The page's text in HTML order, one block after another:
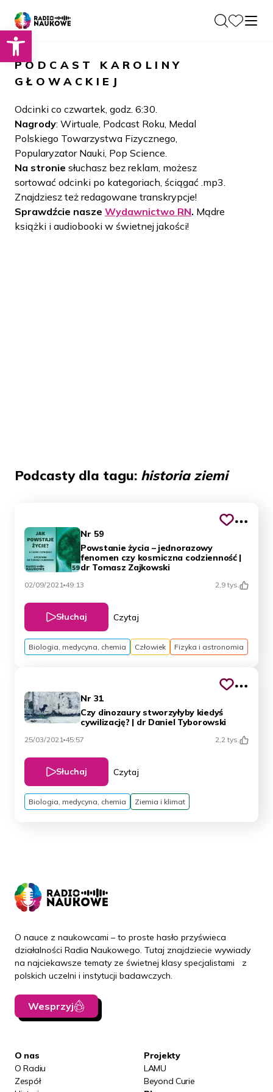
Otwórz pasek narzędzi
O nas
O Radiu
Zespół
Historia
Społeczność
Dla Naukowców
Podcasty
Projekty
LAMU
Beyond Curie
Blog
Kontakt
Wydawnictwo
PODCAST
KAROLINY
GŁOWACKIEJ
Odcinki co czwartek, godz. 6:30.
Nagrody: Wirtuale, Podcast Roku, Medal
Polskiego Towarzystwa Fizycznego,
Popularyzator Nauki, Pop Science.
Na stronie słuchasz bez reklam, możesz
sortować odcinki po kategoriach, ściągać .mp3.
Znajdziesz też redagowane transkrypcje!
Sprawdźcie nasze Wydawnictwo RN. Mądre
książki i audiobooki w świetnej jakości!
Podcasty dla tagu: historia ziemi
Nr 59
Powstanie życia – jednorazowy
fenomen czy kosmiczna codzienność |
dr Tomasz Zajkowski
02/09/2021 49:13 2,9 tys.
Słuchaj Czytaj
Biologia, medycyna, chemia Człowiek Fizyka i astronomia
Nr 31
Czy dinozaury stworzyłyby kiedyś
cywilizację? | dr Daniel Tyborowski
25/03/2021 45:57 2,2 tys.
Słuchaj Czytaj
Biologia, medycyna, chemia Ziemia i klimat
O nauce z naukowcami – to proste hasło przyświeca
działalności Radia Naukowego. Tutaj znajdziecie wywiady
na najciekawsze tematy ze świetnej klasy specjalistami z
polskich uczelni i instytucji badawczych.
Wesprzyj
O nas
O Radiu
Zespół
Projekty
LAMU
Beyond Curie